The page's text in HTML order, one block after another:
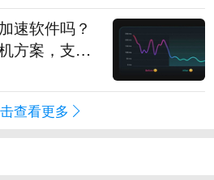
速软件吗？
方案，支持
查看更多